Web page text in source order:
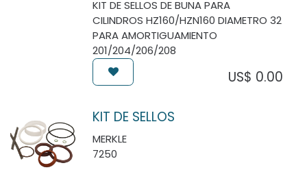
KIT DE SELLOS DE BUNA PARA
CILINDROS HZ160/HZN160 DIAMETRO 32
PARA AMORTIGUAMIENTO
201/204/206/208
US$ 0.00
KIT DE SELLOS
MERKLE
7250